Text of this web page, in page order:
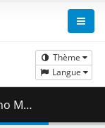
Thème
Langue
460.76 MB )